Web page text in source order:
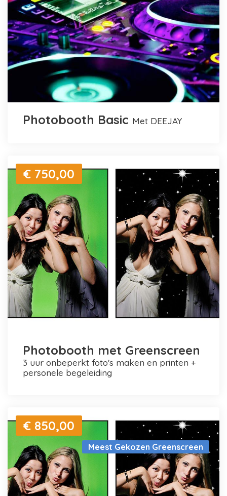
Photobooth Basic met DEEJAY
€ 750,00
Photobooth met Greenscreen
3 uur onbeperkt foto's maken en printen +
personele begeleiding
Meest Gekozen Greenscreen
€ 850,00